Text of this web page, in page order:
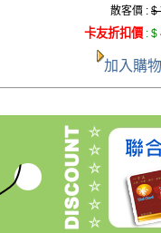
散客價 : $
卡友折扣價 : $
加入購